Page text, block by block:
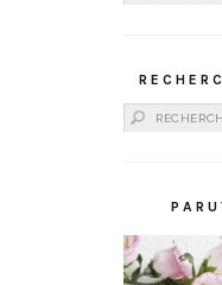
Rechercher :